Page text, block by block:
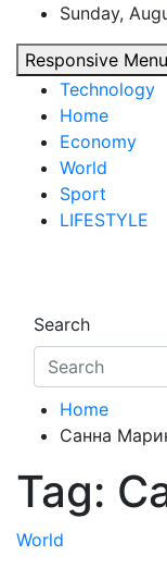
content
Sunday,
Responsive Menu
Technology
Home
Economy
World
Sport
LIFESTYLE
Search
Home
Санна
Tag:
World